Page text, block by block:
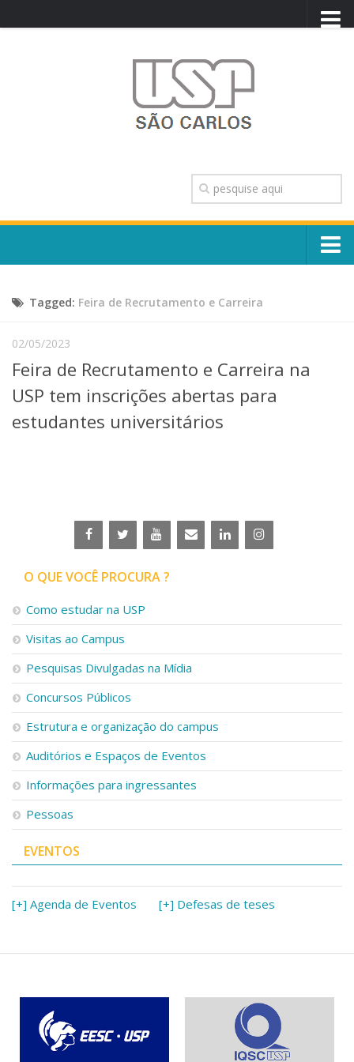
TRANSPARÊNCIA
OUVIDORIA
CONTATO
Escola, Institutos e Órgãos
Núcleos e Comissões
Telefones e Mapas
Graduação
Linhas de Pesquisa
Centros, Núcleos e Projetos em Rede
Iniciação Científica
Empresas Juniores
Extensão à Comunidade
Projetos, Programas e Cursos
Artes, Cultura e Esportes
Museus e Espaços Interativos
Serviços
Bibliotecas
Apoio ao Estudante
Segurança, Trânsito e Prevenção
RH, Administrativo e Financeiro
Outros serviços
Comunicação
Assessorias e Mídias
Aplicativos e Sites
Jornal da USP
Agenda de Eventos
Tagged: Feira de Recrutamento e Carreira
02/05/2023
Feira de Recrutamento e Carreira na
USP tem inscrições abertas para
estudantes universitários
O QUE VOCÊ PROCURA ?
Como estudar na USP
Visitas ao Campus
Pesquisas Divulgadas na Mídia
Concursos Públicos
Estrutura e organização do campus
Auditórios e Espaços de Eventos
Informações para ingressantes
Pessoas
EVENTOS
[+] Agenda de Eventos [+] Defesas de teses